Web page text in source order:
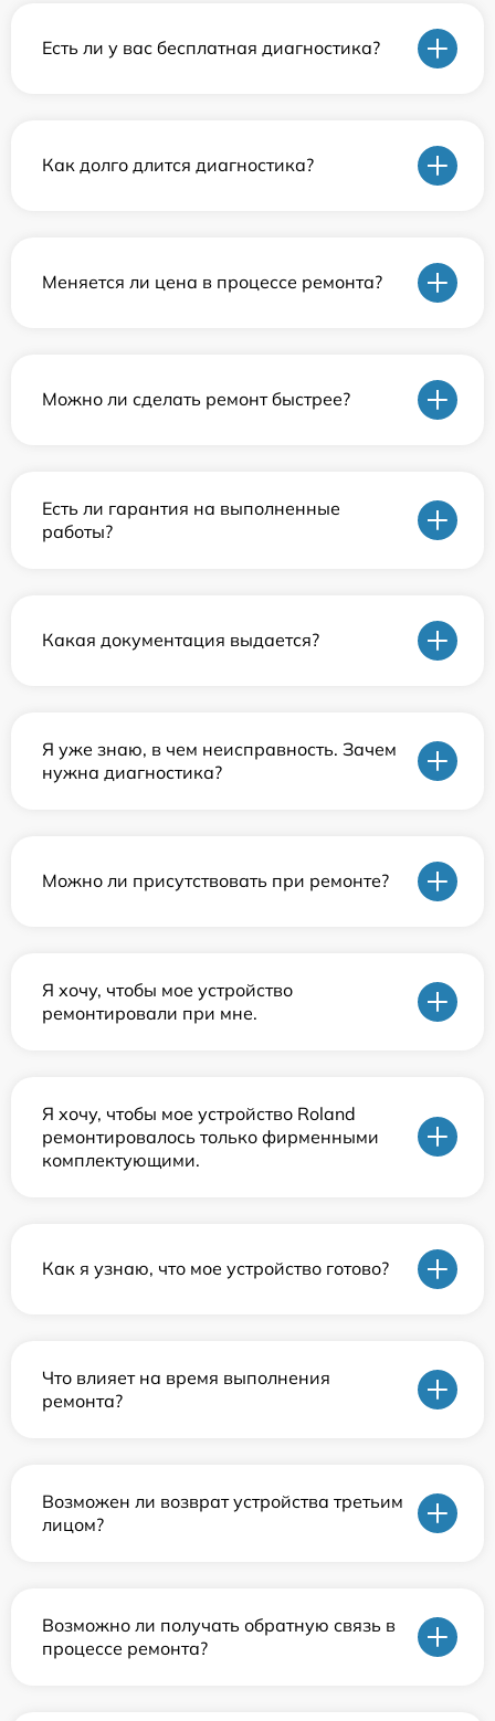
Есть ли у вас бесплатная диагностика?
Как долго длится диагностика?
Меняется ли цена в процессе ремонта?
Можно ли сделать ремонт быстрее?
Есть ли гарантия на выполненные
работы?
Какая документация выдается?
Я уже знаю, в чем неисправность. Зачем
нужна диагностика?
Можно ли присутствовать при ремонте?
Я хочу, чтобы мое устройство
ремонтировали при мне.
Я хочу, чтобы мое устройство Roland
ремонтировалось только фирменными
комплектующими.
Как я узнаю, что мое устройство готово?
Что влияет на время выполнения
ремонта?
Возможен ли возврат устройства третьим
лицом?
Возможно ли получать обратную связь в
процессе ремонта?